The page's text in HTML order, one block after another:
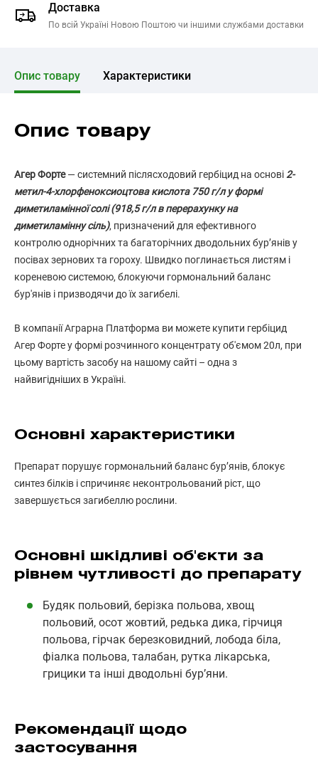
Доставка
По всій Україні Новою Поштою чи іншими службами доставки
Опис товару Характеристики
Опис товару
Агер Форте— системний післясходовий гербіцид на основі 2-
метил-4-хлорфеноксиоцтова кислота 750 г/л у формі
диметиламінної солі (918,5 г/л в перерахунку на
диметиламінну сіль), призначений для ефективного
контролю однорічних та багаторічних дводольних бур’янів у
посівах зернових та гороху. Швидко поглинається листям і
кореневою системою, блокуючи гормональний баланс
бур'янів і призводячи до їх загибелі.
В компанії Аграрна Платформа ви можете купити гербіцид
Агер Форте у формі розчинного концентрату об'ємом 20л, при
цьому вартість засобу на нашому сайті – одна з
найвигідніших в Україні.
Основні характеристики
Препарат порушує гормональний баланс бур’янів, блокує
синтез білків і спричиняє неконтрольований ріст, що
завершується загибеллю рослини.
Основні шкідливі об'єкти за
рівнем чутливості до препарату
Будяк польовий, берізка польова, хвощ
польовий, осот жовтий, редька дика, гірчиця
польова, гірчак березковидний, лобода біла,
фіалка польова, талабан, рутка лікарська,
грицики та інші дводольні бур’яни.
Рекомендації щодо
застосування